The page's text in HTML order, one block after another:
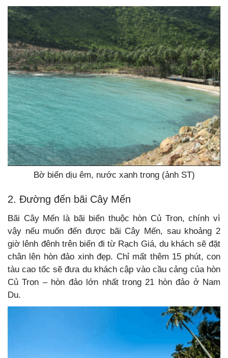
Bờ biển dịu êm, nước xanh trong (ảnh ST)
2. Đường đến bãi Cây Mến
Bãi Cây Mến là bãi biển thuộc hòn Củ Tron, chính vì
vậy nếu muốn đến được bãi Cây Mến, sau khoảng 2
giờ lênh đênh trên biển đi từ Rạch Giá, du khách sẽ đặt
chân lên hòn đảo xinh đẹp. Chỉ mất thêm 15 phút, con
tàu cao tốc sẽ đưa du khách cập vào cầu cảng của hòn
Củ Tron – hòn đảo lớn nhất trong 21 hòn đảo ở Nam
Du.